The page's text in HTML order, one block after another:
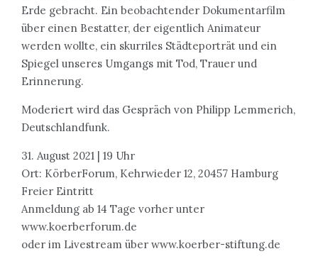
Erde gebracht. Ein beobachtender Dokumentarfilm
über einen Bestatter, der eigentlich Animateur
werden wollte, ein skurriles Städteporträt und ein
Spiegel unseres Umgangs mit Tod, Trauer und
Erinnerung.
Moderiert wird das Gespräch von Philipp Lemmerich,
Deutschlandfunk.
31. August 2021 | 19 Uhr
Ort: KörberForum, Kehrwieder 12, 20457 Hamburg
Freier Eintritt
Anmeldung ab 14 Tage vorher unter
www.koerberforum.de
oder im Livestream über www.koerber-stiftung.de